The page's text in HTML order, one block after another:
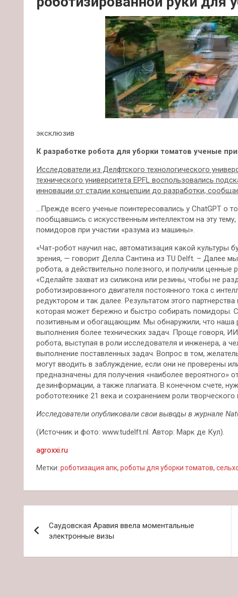
эксклюзив
К разработке робота для уборки томатов ученые
Исследователи из Делфтского технологического
технического университета EPFL воспользовались
инновации от стадии концепции до разработки,
…Прежде всего ученые поинтересовались у ChatGPT о
пообщавшись с искусственным интеллектом на эту
помидоров при участии «разума из машины».
«Чат-робот научил нас, автоматизация какой культуры
зрения, — говорит Делла Сантина из TU Delft. – Далее
робота, а действительно полезного, и получили ценные
«Сделайте захват из силикона или резины, чтобы не
роботизированного двигателя постоянного тока с
редуктором и так далее. Результатом этого
которая может бережно и быстро собирать помидоры.
позитивным и обогащающим. Мы обнаружили, что наша
выполнения более технических задач. Проще говоря,
робота, выступая в роли исследователя и инженера, а
выполнение поставленных задач. Вопрос в том,
могут вводить в заблуждение, если они не проверены
предназначены для получения «наиболее вероятного»
дезинформации, а также плагиата. В конечном счете,
робототехнике 21 века и сохранением роли
Исследователи опубликовали свои выводы в журнале
(Источник и фото: www.tudelft.nl. Автор: Марк де Кул).
agroxxi.ru
Метки: роботизация апк, роботы для уборки томатов,
по
записям
Саудовская Аравия ввела моментальные
электронные визы